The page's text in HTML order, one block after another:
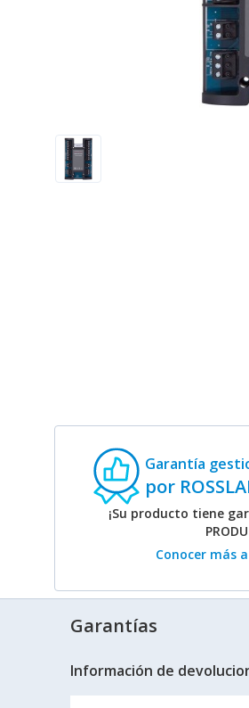
Garantía
por
¡Su producto tiene
Conocer más
Garantías
Información de